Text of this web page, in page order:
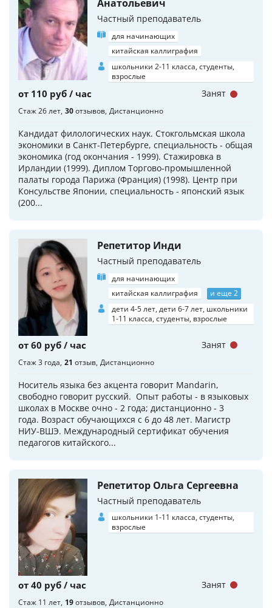
Анатольевич
Частный преподаватель
для начинающих
китайская каллиграфия
школьники 2-11 класса, студенты,
взрослые
от 110 руб / час
Стаж 26 лет 30отзывов Дистанционно
Кандидат филологических наук. Стокгольмская школа
экономики в Санкт-Петербурге, специальность - общая
экономика (год окончания - 1999). Стажировка в
Ирландии (1999). Диплом Торгово-промышленной
палаты города Парижа (Франция) (1998). Центр при
Консульстве Японии, специальность - японский язык
(200...
Занят
Репетитор Инди
Частный преподаватель
для начинающих
китайская каллиграфия
и еще 2
дети 4-5 лет, дети 6-7 лет, школьники
1-11 класса, студенты, взрослые
от 60 руб / час
Стаж 3 года 21 отзыв Дистанционно
Носитель языка без акцента говорит Mandarin,
свободно говорит русский. Опыт работы - в языковых
школах в Москве очно - 2 года; дистанционно - 3
года. Возраст обучающихся с 6 до 48 лет. Магистр
НИУ-ВШЭ. Международный сертификат обучения
педагогов китайского...
Занят
Репетитор Ольга Сергеевна
Частный преподаватель
школьники 1-11 класса, студенты,
взрослые
от 40 руб / час
Стаж 11 лет 19отзывов Дистанционно
Занят